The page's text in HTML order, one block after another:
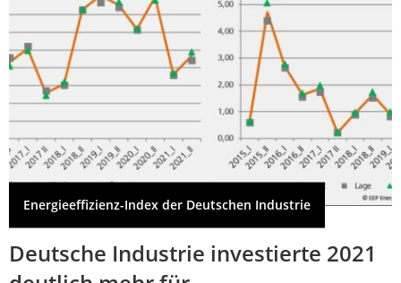
Energieeffizienz-Index der Deutschen Industrie
Deutsche Industrie investierte 2021